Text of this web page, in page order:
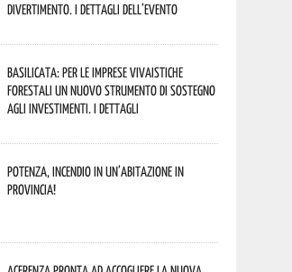
divertimento. I dettagli dell’evento
Basilicata: per le imprese vivaistiche
forestali un nuovo strumento di sostegno
agli investimenti. I dettagli
Potenza, incendio in un’abitazione in
provincia!